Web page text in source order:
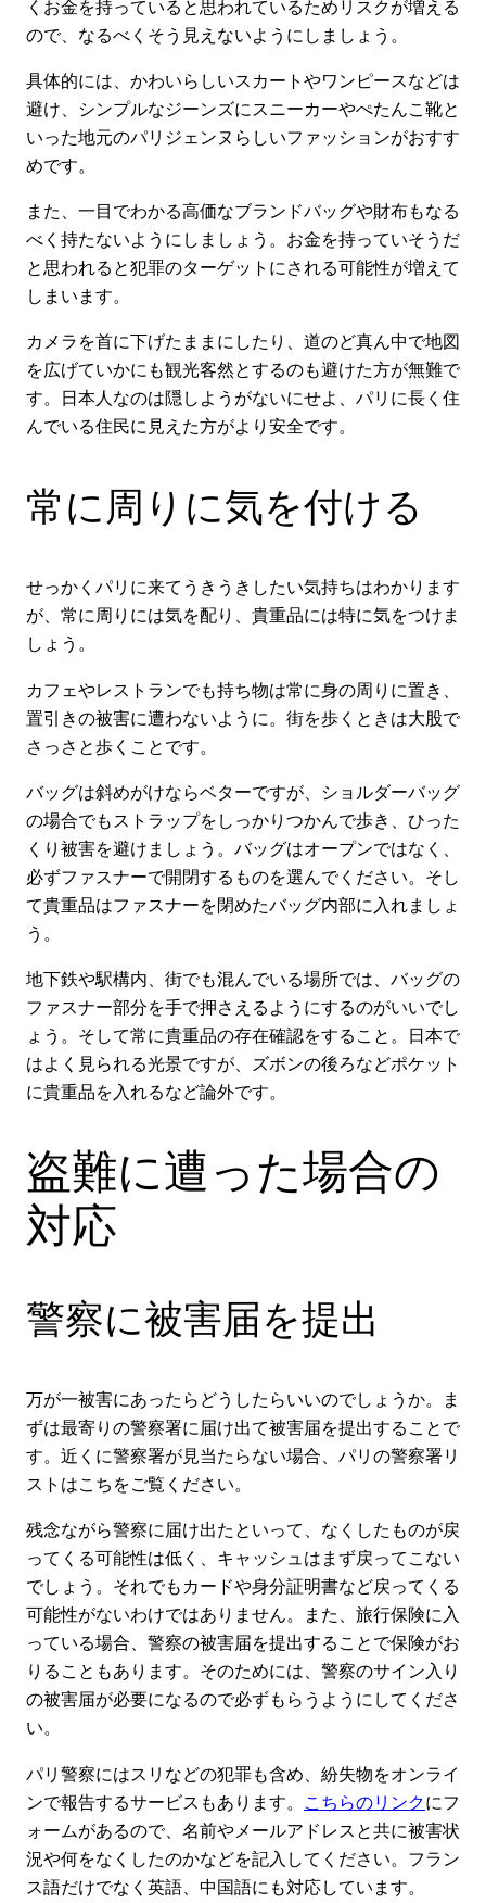
くお金を持っていると思われているためリスクが増える
ので、なるべくそう見えないようにしましょう。
具体的には、かわいらしいスカートやワンピースなどは
避け、シンプルなジーンズにスニーカーやぺたんこ靴と
いった地元のパリジェンヌらしいファッションがおすす
めです。
また、一目でわかる高価なブランドバッグや財布もなる
べく持たないようにしましょう。お金を持っていそうだ
と思われると犯罪のターゲットにされる可能性が増えて
しまいます。
カメラを首に下げたままにしたり、道のど真ん中で地図
を広げていかにも観光客然とするのも避けた方が無難で
す。日本人なのは隠しようがないにせよ、パリに長く住
んでいる住民に見えた方がより安全です。
常に周りに気を付ける
せっかくパリに来てうきうきしたい気持ちはわかります
が、常に周りには気を配り、貴重品には特に気をつけま
しょう。
カフェやレストランでも持ち物は常に身の周りに置き、
置引きの被害に遭わないように。街を歩くときは大股で
さっさと歩くことです。
バッグは斜めがけならベターですが、ショルダーバッグ
の場合でもストラップをしっかりつかんで歩き、ひった
くり被害を避けましょう。バッグはオープンではなく、
必ずファスナーで開閉するものを選んでください。そし
て貴重品はファスナーを閉めたバッグ内部に入れましょ
う。
地下鉄や駅構内、街でも混んでいる場所では、バッグの
ファスナー部分を手で押さえるようにするのがいいでし
ょう。そして常に貴重品の存在確認をすること。日本で
はよく見られる光景ですが、ズボンの後ろなどポケット
に貴重品を入れるなど論外です。
盗難に遭った場合の
対応
警察に被害届を提出
万が一被害にあったらどうしたらいいのでしょうか。ま
ずは最寄りの警察署に届け出て被害届を提出することで
す。近くに警察署が見当たらない場合、パリの警察署リ
ストはこちをご覧ください。
残念ながら警察に届け出たといって、なくしたものが戻
ってくる可能性は低く、キャッシュはまず戻ってこない
でしょう。それでもカードや身分証明書など戻ってくる
可能性がないわけではありません。また、旅行保険に入
っている場合、警察の被害届を提出することで保険がお
りることもあります。そのためには、警察のサイン入り
の被害届が必要になるので必ずもらうようにしてくださ
い。
パリ警察にはスリなどの犯罪も含め、紛失物をオンライ
ンで報告するサービスもあります。 こちらのリンクにフ
ォームがあるので、名前やメールアドレスと共に被害状
況や何をなくしたのかなどを記入してください。フラン
ス語だけでなく英語、中国語にも対応しています。